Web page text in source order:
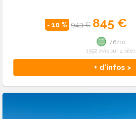
- 10 % 943 € 845 €
+ d'infos >
7.6/10
1592 avis sur 4 sites